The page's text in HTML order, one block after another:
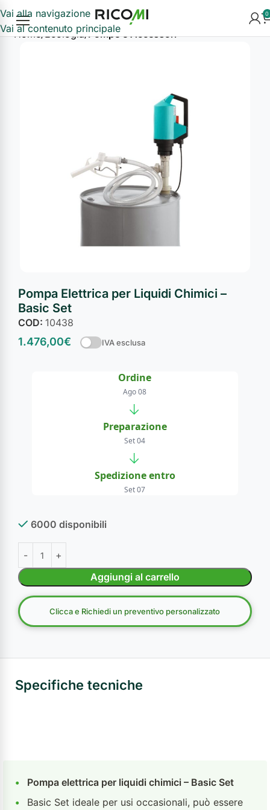
Vai alla navigazione
Vai al contenuto principale
0
Home Ecologia Pompe e Accessori
Pompa Elettrica per Liquidi Chimici –
Basic Set
COD: 10438
1.476,00€ IVA esclusa
Ordine
Ago 08
→
Preparazione
Set 04
→
Spedizione entro
Set 07
6000 disponibili
Aggiungi al carrello
Clicca e Richiedi un preventivo personalizzato
Specifiche tecniche
•
Pompa elettrica per liquidi chimici – Basic Set
•
Basic Set ideale per usi occasionali, può essere